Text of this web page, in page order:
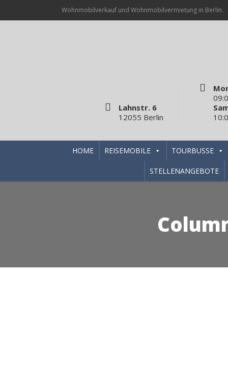
Wohnmobilverkauf und Wohnmobilvermietung in Berlin.
Lahnstr. 6
12055 Berlin
HOME REISEMOBILE TOURBUSSE
STELLENANGEBOTE